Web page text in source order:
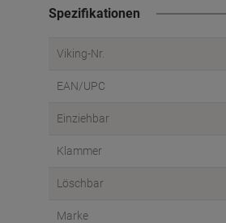
Spezifikationen
Viking-Nr.
EAN/UPC
Einziehbar
Klammer
Löschbar
Marke